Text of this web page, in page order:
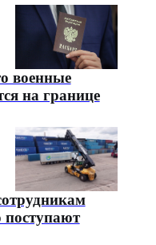
военные
на границе